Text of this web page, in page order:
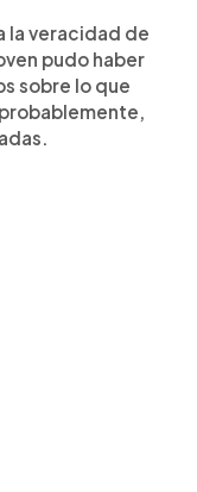
la veracidad de
pudo haber
sobre lo que